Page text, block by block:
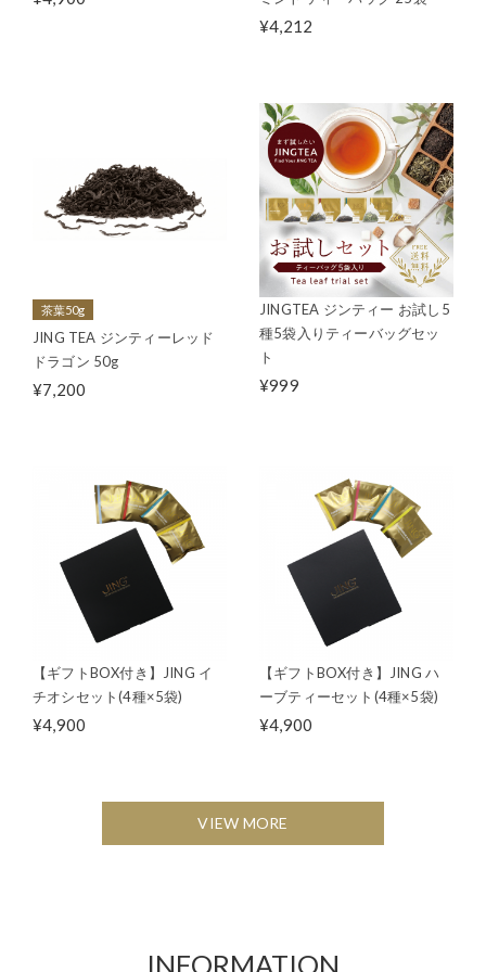
¥4,212
茶葉50g
JING TEA ジンティーレッド
ドラゴン 50g
¥7,200
JINGTEA ジンティー お試し5
種5袋入りティーバッグセッ
ト
¥999
【ギフトBOX付き】JING イ
チオシセット(4種×5袋)
¥4,900
【ギフトBOX付き】JING ハ
ーブティーセット(4種×5袋)
¥4,900
VIEW MORE
INFORMATION